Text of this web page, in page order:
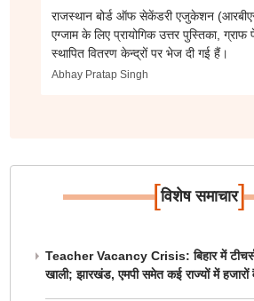
राजस्थान बोर्ड ऑफ सेकेंडरी एजुकेशन
एग्जाम के लिए प्रायोगिक उत्तर पुस्तिका,
स्थापित वितरण केन्द्रों पर भेज दी गई हैं।
Abhay Pratap Singh
[विशेष समाचार]
Teacher Vacancy Crisis: बिहार में
खाली; झारखंड, एमपी समेत कई राज्यों में हजारों